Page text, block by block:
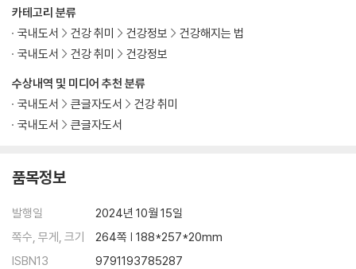
수상내역 및 미디어 추천 분류
국내도서
큰글자도서
건강 취미
국내도서
큰글자도서
카테고리 분류
국내도서
건강 취미 건강정보
건강해지는 법
국내도서
건강 취미 건강정보
품목정보
발행일
2024년 10월 15일
쪽수, 무게, 크기
264쪽 | 188*257*20mm
ISBN13
9791193785287